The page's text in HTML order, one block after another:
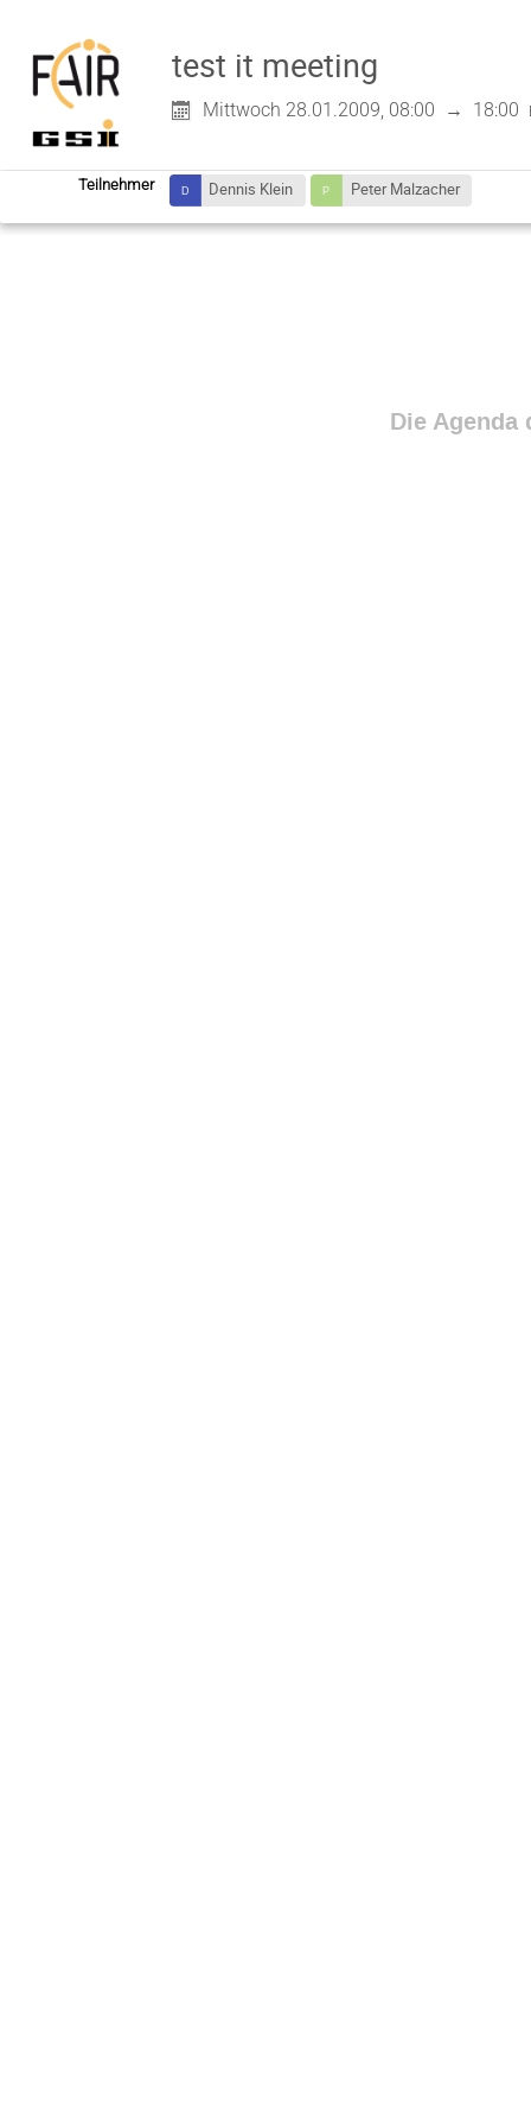
test it meeting
Mittwoch 28.01.2009, 08:00 → 18:00
Teilnehmer Dennis Klein Peter Malzacher
Die